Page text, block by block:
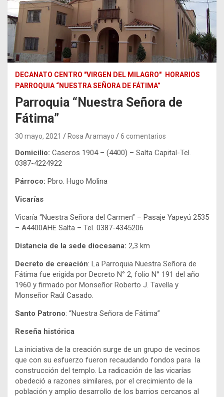
DECANATO CENTRO "VIRGEN DEL MILAGRO"
HORARIOS
PARROQUIA “NUESTRA SEÑORA DE FÁTIMA”
Parroquia “Nuestra Señora de
Fátima”
30 mayo, 2021 Rosa Aramayo 6 comentarios
Domicilio: Caseros 1904 – (4400) – Salta Capital-Tel.
0387-4224922
Párroco: Pbro. Hugo Molina
Vicarías
Vicaría “Nuestra Señora del Carmen” – Pasaje Yapeyú 2535
– A4400AHE Salta – Tel. 0387-4345206
Distancia de la sede diocesana: 2,3 km
Decreto de creación: La Parroquia Nuestra Señora de
Fátima fue erigida por Decreto N° 2, folio N° 191 del año
1960 y firmado por Monseñor Roberto J. Tavella y
Monseñor Raúl Casado.
Santo Patrono: “Nuestra Señora de Fátima”
Reseña histórica
La iniciativa de la creación surge de un grupo de vecinos
que con su esfuerzo fueron recaudando fondos para la
construcción del templo. La radicación de las vicarías
obedeció a razones similares, por el crecimiento de la
población y amplio desarrollo de los barrios cercanos al